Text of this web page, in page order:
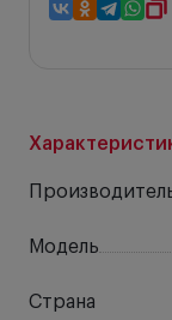
Модель
Страна